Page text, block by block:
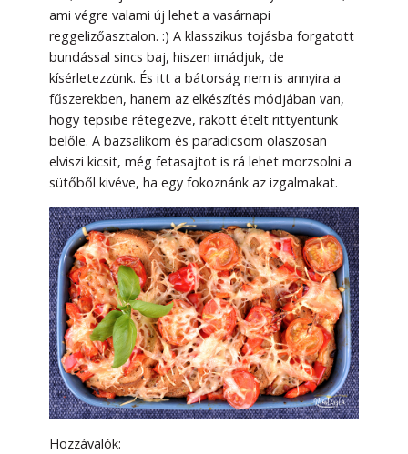
ami végre valami új lehet a vasárnapi
reggelizőasztalon. :) A klasszikus tojásba forgatott
bundással sincs baj, hiszen imádjuk, de
kísérletezzünk. És itt a bátorság nem is annyira a
fűszerekben, hanem az elkészítés módjában van,
hogy tepsibe rétegezve, rakott ételt rittyentünk
belőle. A bazsalikom és paradicsom olaszosan
elviszi kicsit, még fetasajtot is rá lehet morzsolni a
sütőből kivéve, ha egy fokoznánk az izgalmakat.
Hozzávalók: